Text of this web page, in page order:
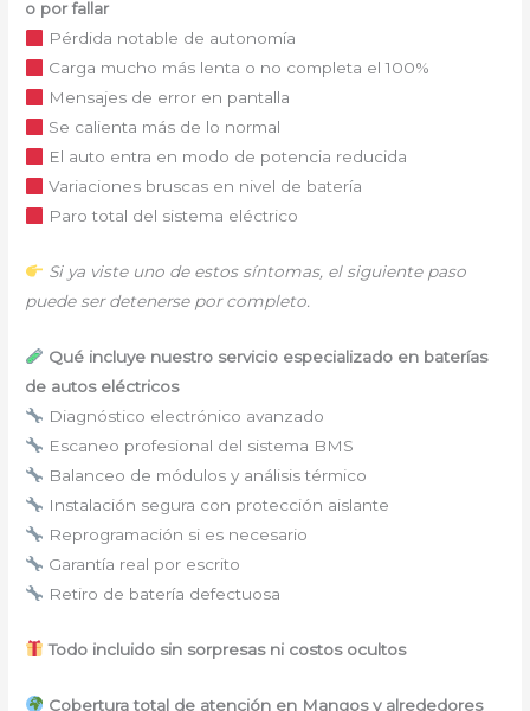
o por fallar
Pérdida notable de autonomía
Carga mucho más lenta o no completa el 100%
Mensajes de error en pantalla
Se calienta más de lo normal
El auto entra en modo de potencia reducida
Variaciones bruscas en nivel de batería
Paro total del sistema eléctrico
Si ya viste uno de estos síntomas, el siguiente paso
puede ser detenerse por completo.
Qué incluye nuestro servicio especializado en baterías
de autos eléctricos
Diagnóstico electrónico avanzado
Escaneo profesional del sistema BMS
Balanceo de módulos y análisis térmico
Instalación segura con protección aislante
Reprogramación si es necesario
Garantía real por escrito
Retiro de batería defectuosa
Todo incluido sin sorpresas ni costos ocultos
Cobertura total de atención en Mangos y alrededores